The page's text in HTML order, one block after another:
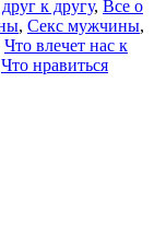
к другу, Все о
, Секс мужчины,
Что влечет нас к
Что нравиться